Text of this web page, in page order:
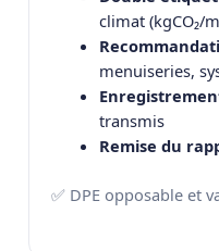
climat (kgCO₂/
menuiseries,
transmis
Remise du
✅ DPE opposable et